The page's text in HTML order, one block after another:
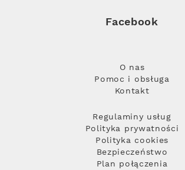
Facebook
O nas
Pomoc i obsługa
Kontakt
Regulaminy usług
Polityka prywatności
Polityka cookies
Bezpieczeństwo
Plan połączenia